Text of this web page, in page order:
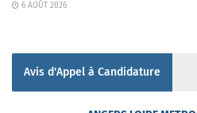
6 AOÛT 2026
Avis d'Appel à Candidature